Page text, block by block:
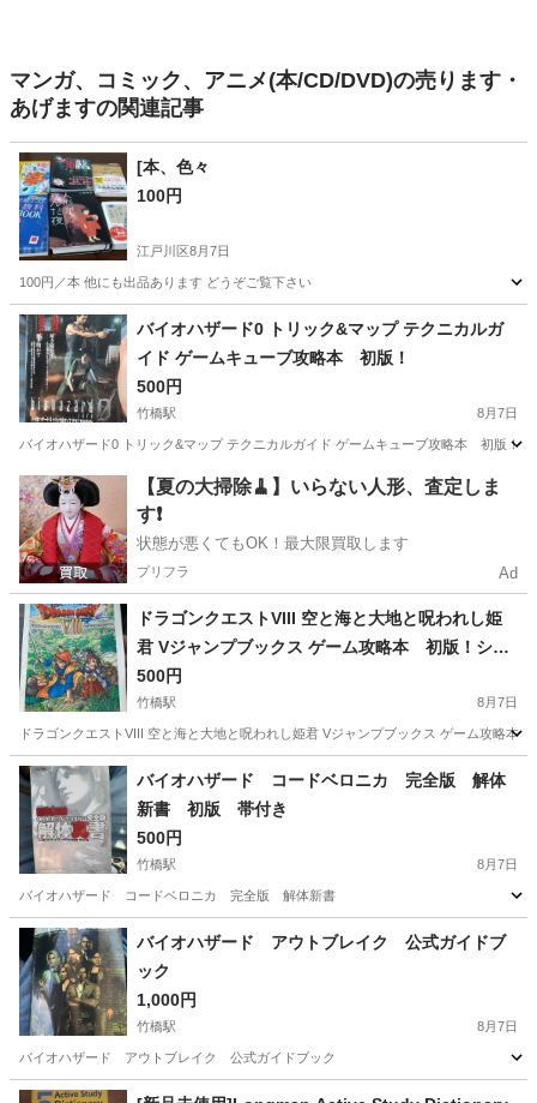
マンガ、コミック、アニメ(本/CD/DVD)の売ります・
あげますの関連記事
[本、色々
100円
江戸川区8月7日
100円／本 他にも出品あります どうぞご覧下さい
東京 江戸川区 その他
バイオハザード0 トリック&マップ テクニカルガ
イド ゲームキューブ攻略本 初版！
500円
竹橋駅 8月7日
バイオハザード0 トリック&マップ テクニカルガイド ゲームキューブ攻略本 初版！
東京 千代田区 竹橋駅 本/CD/DVD
【夏の大掃除🧹】いらない人形、査定しま
す❗️
状態が悪くてもOK！最大限買取します
プリフラ Ad
ドラゴンクエストVIII 空と海と大地と呪われし姫
君 Vジャンプブックス ゲーム攻略本 初版！シー
ル付き！
500円
竹橋駅 8月7日
ドラゴンクエストVIII 空と海と大地と呪われし姫君 Vジャンプブックス ゲーム攻略本
東京 千代田区 竹橋駅 本/CD/DVD
バイオハザード コードベロニカ 完全版 解体
新書 初版 帯付き
500円
竹橋駅 8月7日
バイオハザード コードベロニカ 完全版 解体新書
東京 千代田区 竹橋駅 本/CD/DVD
バイオハザード アウトブレイク 公式ガイドブ
ック
1,000円
竹橋駅 8月7日
バイオハザード アウトブレイク 公式ガイドブック
東京 千代田区 竹橋駅